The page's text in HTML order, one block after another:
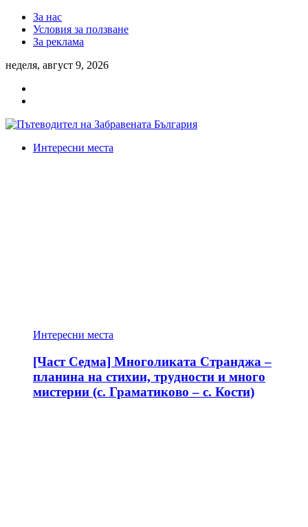
За нас
Условия за ползване
За реклама
неделя, август 9, 2026
Интересни места
Интересни места
[Част Седма] Многоликата Странджа –
планина на стихии, трудности и много
мистерии (с. Граматиково – с. Кости)